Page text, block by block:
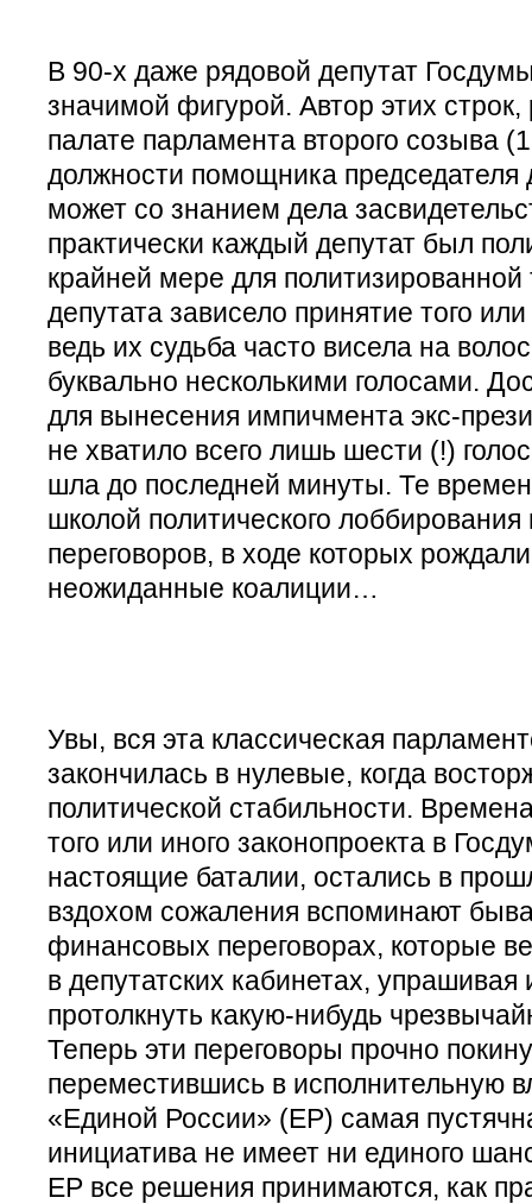
В 90-х даже рядовой депутат
значимой фигурой. Автор этих
палате парламента второго созыва
должности помощника председателя
может со знанием дела
практически каждый депутат был
крайней мере для политизированной
депутата зависело принятие того
ведь их судьба часто висела на
буквально несколькими голосами.
для вынесения импичмента экс-
не хватило всего лишь шести (!)
шла до последней минуты. Те
школой политического лоббирования
переговоров, в ходе которых
неожиданные коалиции…
Увы, вся эта классическая
закончилась в нулевые, когда
политической стабильности.
того или иного законопроекта в
настоящие баталии, остались в
вздохом сожаления вспоминают
финансовых переговорах, которые
в депутатских кабинетах, упрашивая
протолкнуть какую-нибудь
Теперь эти переговоры прочно
переместившись в исполнительную
«Единой России» (ЕР) самая
инициатива не имеет ни единого
ЕР все решения принимаются, как